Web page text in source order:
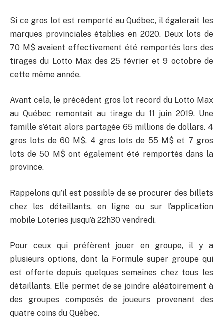
Si ce gros lot est remporté au Québec, il égalerait les
marques provinciales établies en 2020. Deux lots de
70 M$ avaient effectivement été remportés lors des
tirages du Lotto Max des 25 février et 9 octobre de
cette même année.
Avant cela, le précédent gros lot record du Lotto Max
au Québec remontait au tirage du 11 juin 2019. Une
famille s’était alors partagée 65 millions de dollars. 4
gros lots de 60 M$, 4 gros lots de 55 M$ et 7 gros
lots de 50 M$ ont également été remportés dans la
province.
Rappelons qu’il est possible de se procurer des billets
chez les détaillants, en ligne ou sur l’application
mobile Loteries jusqu’à 22h30 vendredi.
Pour ceux qui préfèrent jouer en groupe, il y a
plusieurs options, dont la Formule super groupe qui
est offerte depuis quelques semaines chez tous les
détaillants. Elle permet de se joindre aléatoirement à
des groupes composés de joueurs provenant des
quatre coins du Québec.